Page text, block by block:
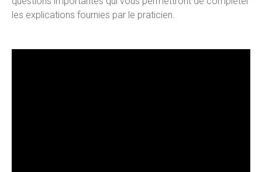
les explications fournies par le praticien.